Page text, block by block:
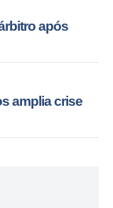
após
amplia crise